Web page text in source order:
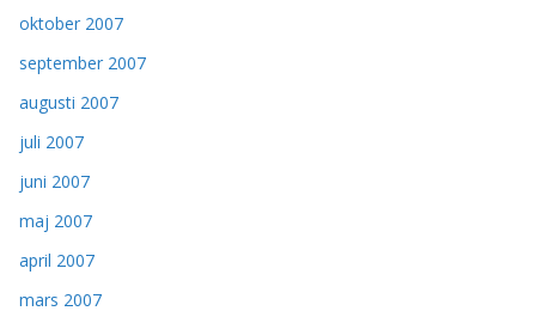
oktober 2007
september 2007
augusti 2007
juli 2007
juni 2007
maj 2007
april 2007
mars 2007